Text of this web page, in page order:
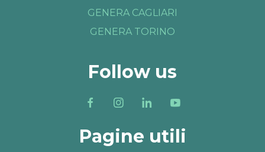
GENERA CAGLIARI
GENERA TORINO
Follow us
Pagine utili